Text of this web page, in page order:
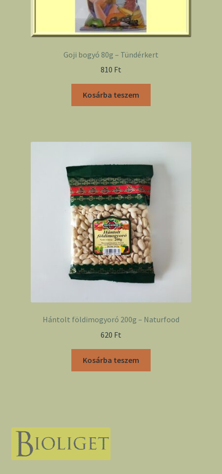
Goji bogyó 80g – Tündérkert
810 Ft
Kosárba teszem
Hántolt földimogyoró 200g – Naturfood
620 Ft
Kosárba teszem